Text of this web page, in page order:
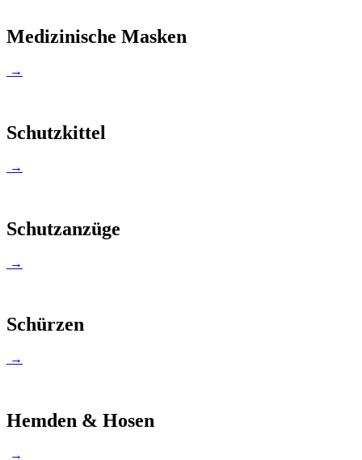
Medizinische Masken
→
Schutzkittel
→
Schutzanzüge
→
Schürzen
→
Hemden & Hosen
→